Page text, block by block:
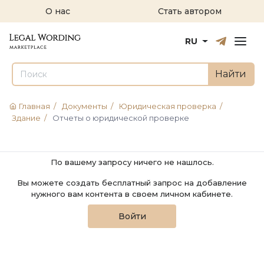
О нас Стать автором
РусскийEnglish
RU
Найти
Главная / Документы / Юридическая проверка /
Здание / Отчеты о юридической проверке
По вашему запросу ничего не нашлось.
Вы можете создать бесплатный запрос на добавление
нужного вам контента в своем личном кабинете.
Войти